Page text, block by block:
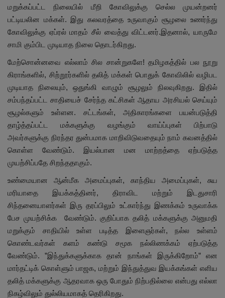
மறுக்கப்பட்ட நிலையில் மீறி கோவிலுக்கு செல்ல முயன்றனர்
பட்டியலின மக்கள். இது கலவரத்தை உருவாகும் சூழலை உணர்ந்து
கோவிலுக்கு ஏப்ரல் மாதம் சீல் வைத்து விட்டனர்.இதனால், யாருமே
சாமி கும்பிட முடியாத நிலை தொடர்கிறது.
மேற்சொன்னவை எல்லாம் சில சான்றுகளே! தமிழகத்தில் பல நூறு
கிராங்களில், சிற்றூர்களில் தலித் மக்கள் பொதுக் கோவிலில் வழிபட
முடியாத நிலையும், ஒதுங்கி வாழும் சூழலும் நிலவுகிறது. இதில்
சம்பந்தப்பட்ட சாதியைச் சேர்ந்த கட்சிகள் ஆதாய அரசியல் செய்யும்
சூழல்களும் உள்ளன. சட்டங்கள், அதிகாரங்களை பயன்படுத்தி
தாழ்த்தப்பட்ட மக்களுக்கு வழங்கும் வாய்ப்புகள் பிற்பாடு
அவர்களுக்கு நிரந்தர துன்பமாக மாறிவிடுவதையும் நாம் கவனத்தில்
கொள்ள வேண்டும். இயல்பான மன மாற்றத்தை ஏற்படுத்த
முயற்சிப்பதே சிறந்ததாகும்.
உண்மையான ஆன்மீக அமைப்புகள், காந்திய அமைப்புகள், சுய
மரியாதை இயக்கத்தினர், திராவிட மற்றும் இடதுசாரி
சிந்தனையாளர்கள் இரு தரப்பிலும் உட்கார்ந்து இணக்கம் உருவாக்க
பேச முயற்சிக்க வேண்டும். குறிப்பாக தலித் மக்களுக்கு அனுமதி
மறுக்கும் சாதியில் உள்ள படித்த இளைஞர்கள், நல்ல உள்ளம்
கொண்டவர்கள் களம் கண்டு சமூக நல்லிணக்கம் ஏற்படுத்த
வேண்டும். ”இந்துக்களுக்காக தான் நாங்கள் இருக்கிறோம்” என
மார்தட்டிக் கொள்ளும் பாஜக, மற்றும் இந்துத்துவ இயக்கங்கள் எளிய
தலித் மக்களுக்கு ஆதரவாக ஒரு போதும் நிற்பதில்லை என்பது எல்லா
நிகழ்விலும் துல்லியமாகத் தெரிகிறது.